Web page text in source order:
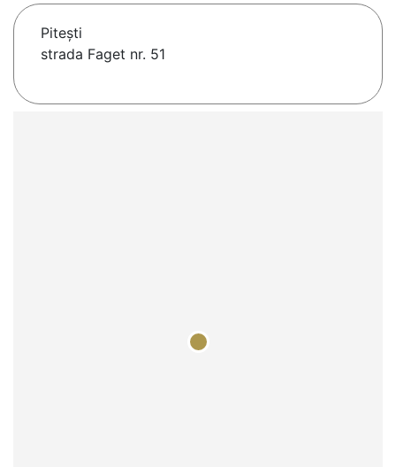
Piteşti
strada Faget nr. 51